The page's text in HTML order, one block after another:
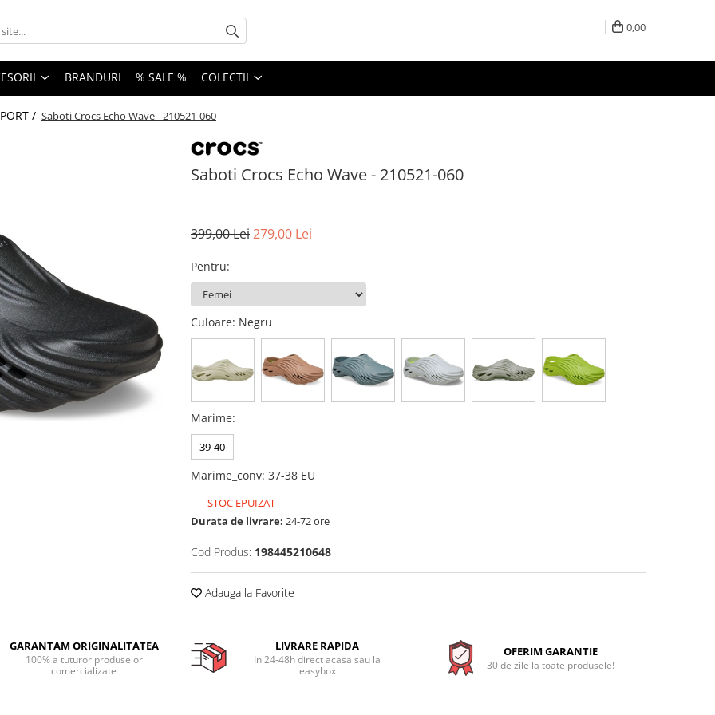
0,00
BRANDURI % SALE % COLECTII
/ Saboti Crocs Echo Wave - 210521-060
Saboti Crocs Echo Wave - 210521-060
399,00 Lei279,00 Lei
Pentru:
Culoare: Negru
Marime:
39-40
Marime_conv: 37-38 EU
STOC EPUIZAT
Durata de livrare: 24-72 ore
Cod Produs: 198445210648
Adauga la Favorite
GARANTAM ORIGINALITATEA
100% a tuturor produselor
comercializate
LIVRARE RAPIDA
In 24-48h direct acasa sau la
easybox
OFERIM GARANTIE
30 de zile la toate produsele!